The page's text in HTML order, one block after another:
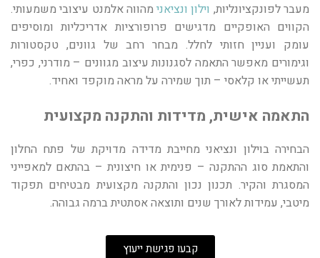
מעבר לפונקציונליות, וילון ונציאנימהווה אלמנט עיצובי משמעותי.
הקווים האופקיים מדגישים פרופורציות אדריכליות ומוסיפים
עומק ועניין חזותי לחלל. מבחר רחב של גוונים, טקסטורות
וגימורים מאפשר התאמה לסגנונות עיצוב מגוונים – מודרני, כפרי,
תעשייתי או קלאסי – תוך שמירה על מראה מוקפד ואחיד.
התאמה אישית, מדידות והתקנה מקצועית
הבחירה בוילון ונציאני מחייבת מדידה מדויקת של פתח החלון
והתאמת סוג ההתקנה – פנימית או חיצונית – בהתאם למאפייני
המסגרת והקיר. תכנון נכון והתקנה מקצועית מבטיחים תפקוד
מיטבי, עמידות לאורך שנים ותוצאה אסתטית ברמה גבוהה.
קבעו פגישת ייעוץ